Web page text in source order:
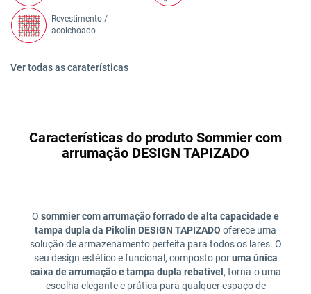
Revestimento /
acolchoado
Ver todas as caraterísticas
Características do produto Sommier com
arrumação DESIGN TAPIZADO
O sommier com arrumação forrado de alta capacidade e
tampa dupla da Pikolin DESIGN TAPIZADO oferece uma
solução de armazenamento perfeita para todos os lares. O
seu design estético e funcional, composto poruma única
caixa de arrumação e tampa dupla rebatível , torna-o uma
escolha elegante e prática para qualquer espaço de